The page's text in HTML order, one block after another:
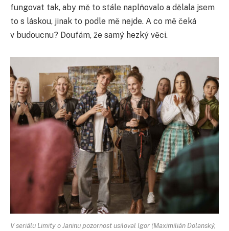
fungovat tak, aby mě to stále naplňovalo a dělala jsem
to s láskou, jinak to podle mě nejde. A co mě čeká
v budoucnu? Doufám, že samý hezký věci.
V seriálu Limity o Janinu pozornost usiloval Igor (Maximilián Dolanský,